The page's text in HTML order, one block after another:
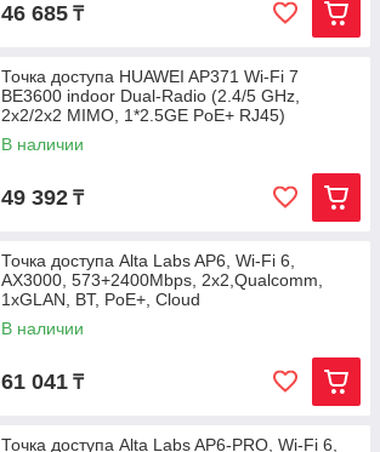
46 685 ₸
Точка доступа HUAWEI AP371 Wi-Fi 7
BE3600 indoor Dual-Radio (2.4/5 GHz,
2x2/2x2 MIMO, 1*2.5GE PoE+ RJ45)
В наличии
49 392 ₸
Точка доступа Alta Labs AP6, Wi-Fi 6,
AX3000, 573+2400Mbps, 2x2,Qualcomm,
1xGLAN, BT, PoE+, Cloud
В наличии
61 041 ₸
Точка доступа Alta Labs AP6-PRO, Wi-Fi 6,